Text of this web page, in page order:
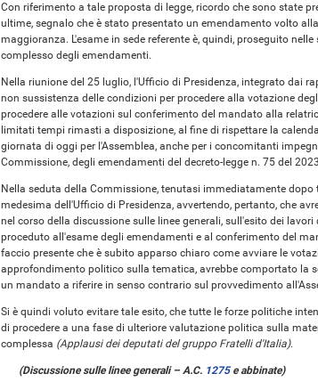
Con riferimento a tale proposta di legge, ricordo che sono state
ultime, segnalo che è stato presentato un emendamento volto
maggioranza. L'esame in sede referente è, quindi, proseguito
complesso degli emendamenti.
Nella riunione del 25 luglio, l'Ufficio di Presidenza, integrato dai
non sussistenza delle condizioni per procedere alla votazione
procedere alle votazioni sul conferimento del mandato alla
limitati tempi rimasti a disposizione, al fine di rispettare la
giornata di oggi per l'Assemblea, anche per i concomitanti
Commissione, degli emendamenti del decreto-legge n. 75 del
Nella seduta della Commissione, tenutasi immediatamente
medesima dell'Ufficio di Presidenza, avvertendo, pertanto, che
nel corso della discussione sulle linee generali, sull'esito dei
proceduto all'esame degli emendamenti e al conferimento del
faccio presente che è subito apparso chiaro come avviare le
approfondimento politico sulla tematica, avrebbe comportato la
un mandato a riferire in senso contrario sul provvedimento
Si è quindi voluto evitare tale esito, che tutte le forze politiche
di procedere a una fase di ulteriore valutazione politica sulla
complessa (Applausi dei deputati del gruppo Fratelli d'Italia).
(Discussione sulle linee generali – A.C. 1275​ e abbinate)